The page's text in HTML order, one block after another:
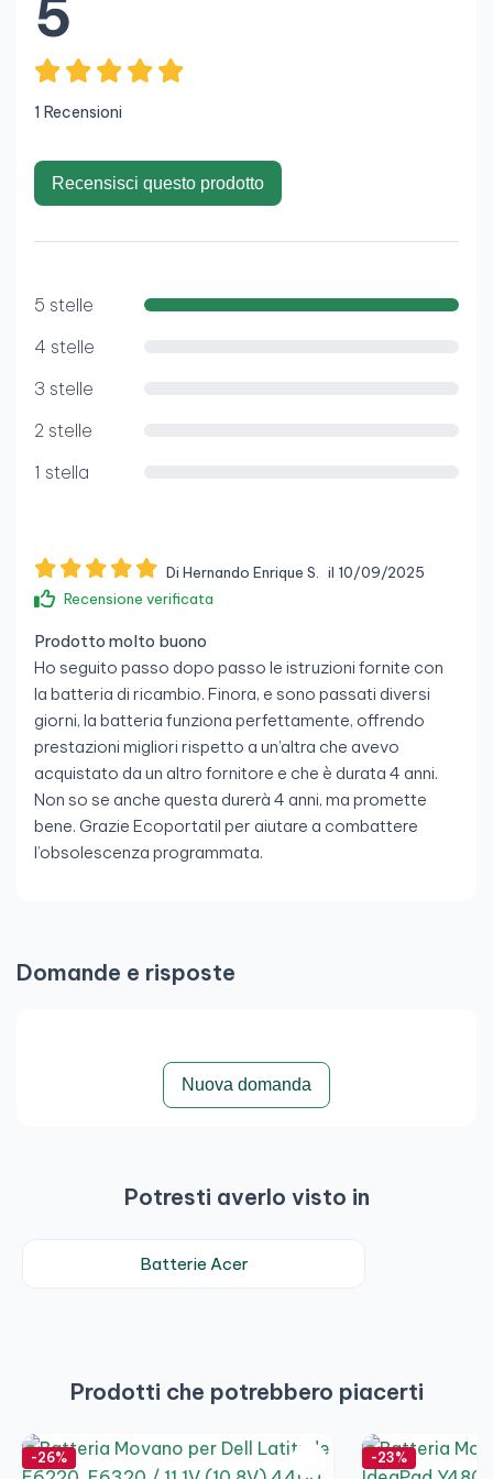
5
1 Recensioni
Recensisci questo prodotto
5 stelle
4 stelle
3 stelle
2 stelle
1 stella
Di Hernando Enrique S.
il 10/09/2025
Recensione verificata
Prodotto molto buono
Ho seguito passo dopo passo le istruzioni fornite con
la batteria di ricambio. Finora, e sono passati diversi
giorni, la batteria funziona perfettamente, offrendo
prestazioni migliori rispetto a un’altra che avevo
acquistato da un altro fornitore e che è durata 4 anni.
Non so se anche questa durerà 4 anni, ma promette
bene. Grazie Ecoportatil per aiutare a combattere
l’obsolescenza programmata.
Domande e risposte
Nuova domanda
Potresti averlo visto in
Batterie Acer
Prodotti che potrebbero piacerti
-26% -23%